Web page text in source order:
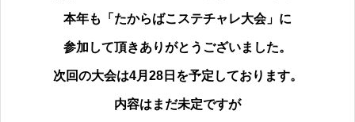
本年も「たからばこステチャレ大会」に
参加して頂きありがとうございました。
次回の大会は4月28日を予定しております。
内容はまだ未定ですが